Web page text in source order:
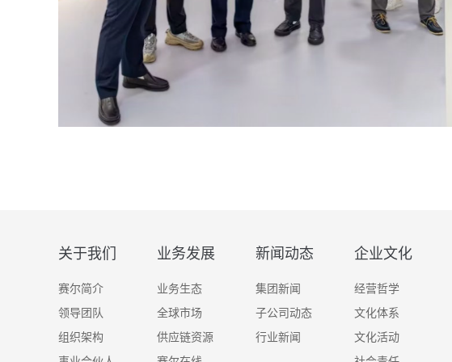
关于我们
赛尔简介
领导团队
组织架构
业务发展
业务生态
全球市场
供应链资源
新闻动态
集团新闻
子公司动态
行业新闻
企业文化
经营哲学
文化体系
文化活动